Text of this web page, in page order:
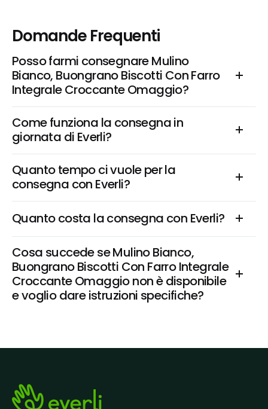
Domande Frequenti
Posso farmi consegnare Mulino
Bianco, Buongrano Biscotti Con Farro
Integrale Croccante Omaggio?
Come funziona la consegna in
giornata di Everli?
Quanto tempo ci vuole per la
consegna con Everli?
Quanto costa la consegna con Everli?
Cosa succede se Mulino Bianco,
Buongrano Biscotti Con Farro Integrale
Croccante Omaggio non è disponibile
e voglio dare istruzioni specifiche?